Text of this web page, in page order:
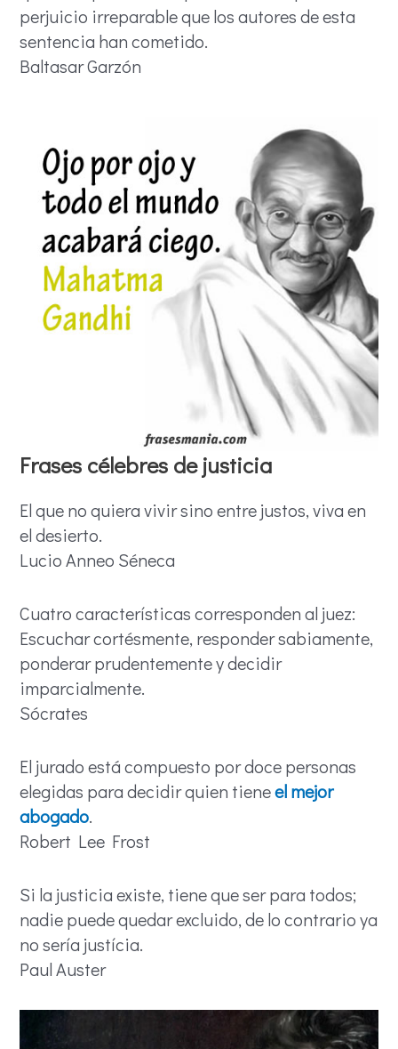
perjuicio irreparable que los autores de esta
sentencia han cometido.
Baltasar Garzón
Frases célebres de justicia
El que no quiera vivir sino entre justos, viva en
el desierto.
Lucio Anneo Séneca
Cuatro características corresponden al juez:
Escuchar cortésmente, responder sabiamente,
ponderar prudentemente y decidir
imparcialmente.
Sócrates
El jurado está compuesto por doce personas
elegidas para decidir quien tieneel mejor
abogado.
Robert Lee Frost
Si la justicia existe, tiene que ser para todos;
nadie puede quedar excluido, de lo contrario ya
no sería justícia.
Paul Auster